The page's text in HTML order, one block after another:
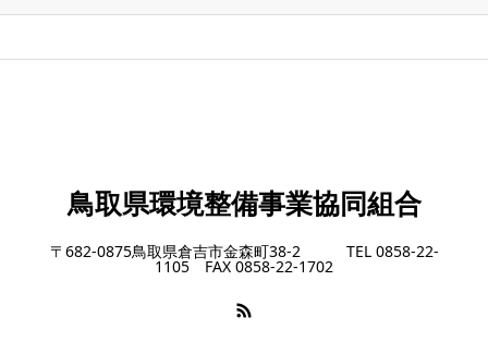
鳥取県環境整備事業協同組合
〒682-0875鳥取県倉吉市金森町38-2 TEL 0858-22-
1105 FAX 0858-22-1702